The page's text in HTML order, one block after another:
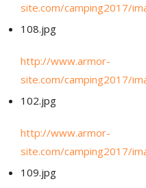
site.com/camping2017/
108.jpg
http://www.armor-
site.com/camping2017/
102.jpg
http://www.armor-
site.com/camping2017/
109.jpg